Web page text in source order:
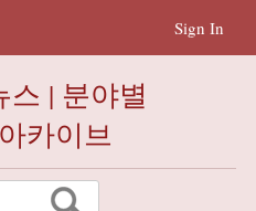
Sign In
| 분야별
카이브